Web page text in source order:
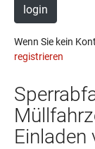
login
Wenn Sie kein
registrieren
Einladen